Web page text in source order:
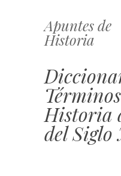
Apuntes de
Historia
Saltar
al
Historia
del Siglo